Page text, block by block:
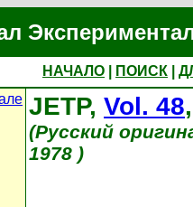
НАЧАЛО ПОИСК
JETP, Vol. 48
(Русский
1978 )